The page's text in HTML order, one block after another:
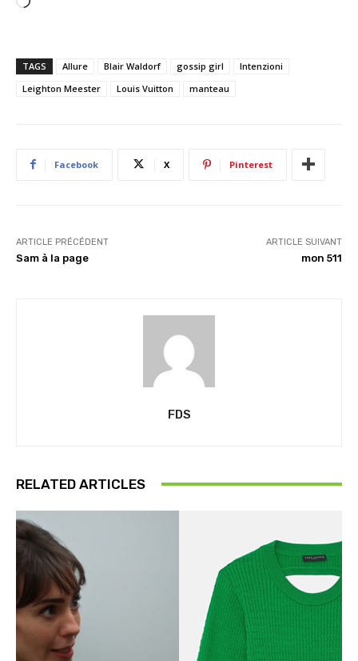
r
g
e
t
TAGS Allure Blair Waldorf gossip girl
Intenzioni
Leighton Meester
Louis Vuitton manteau
Facebook X Pinterest
ARTICLE PRÉCÉDENT
Sam à la page
ARTICLE SUIVANT
mon 511
FDS
RELATED ARTICLES